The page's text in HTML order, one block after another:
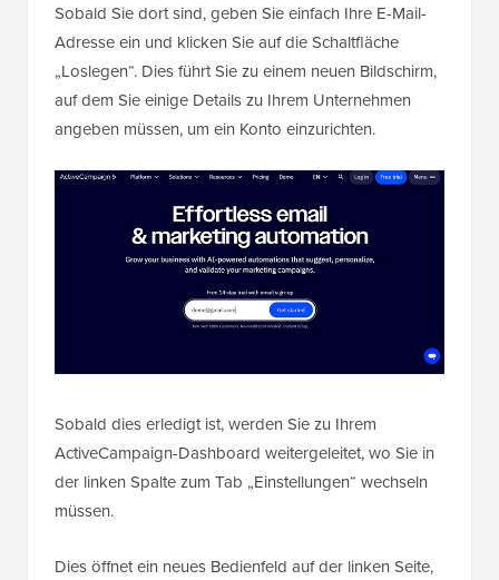
Sobald Sie dort sind, geben Sie einfach Ihre E-Mail-
Adresse ein und klicken Sie auf die Schaltfläche
„Loslegen“. Dies führt Sie zu einem neuen Bildschirm,
auf dem Sie einige Details zu Ihrem Unternehmen
angeben müssen, um ein Konto einzurichten.
Sobald dies erledigt ist, werden Sie zu Ihrem
ActiveCampaign-Dashboard weitergeleitet, wo Sie in
der linken Spalte zum Tab „Einstellungen“ wechseln
müssen.
Dies öffnet ein neues Bedienfeld auf der linken Seite,